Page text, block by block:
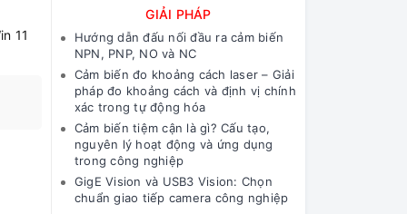
11
GIẢI PHÁP
Hướng dẫn đấu nối đầu ra cảm biến
NPN, PNP, NO và NC
Cảm biến đo khoảng cách laser – Giải
pháp đo khoảng cách và định vị chính
xác trong tự động hóa
Cảm biến tiệm cận là gì? Cấu tạo,
nguyên lý hoạt động và ứng dụng
trong công nghiệp
GigE Vision và USB3 Vision: Chọn
chuẩn giao tiếp camera công nghiệp